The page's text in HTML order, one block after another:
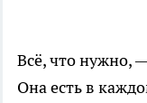
Всё, что нужно,
Она есть в